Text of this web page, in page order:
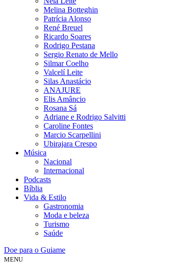
Melina Botteghin
Patrícia Alonso
René Breuel
Ricardo Soares
Rodrigo Pestana
Sergio Renato de Mello
Silmar Coelho
Valcelí Leite
Silas Anastácio
ANAJURE
Elis Amâncio
Rosana Sá
Adriane e Rodrigo Salvitti
Caroline Fontes
Marcio Scarpellini
Ubirajara Crespo
Música
Nacional
Internacional
Podcasts
Bíblia
Vida & Estilo
Gastronomia
Moda e beleza
Turismo
Saúde
Doe para o Guiame
MENU